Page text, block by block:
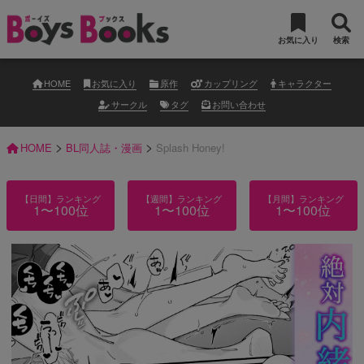
お気に入り 検索
HOME お気に入り 原作 カップリング
キャラクター
サークル
タグ お問い合わせ
HOME > BL同人誌・漫画 > Splash Honey!
【日間】ランキング
1〜100位
【週間】ランキング
1〜100位
【月間】ランキング
1〜100位